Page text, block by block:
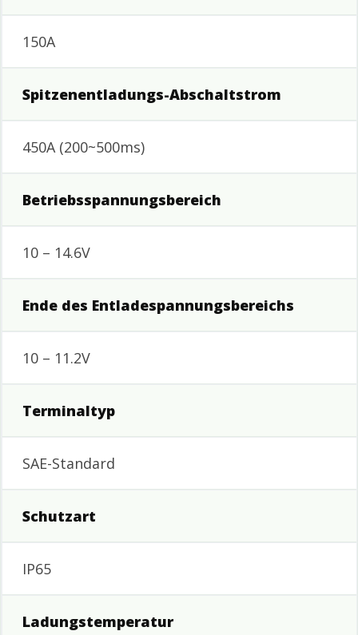
150A
Spitzenentladungs-Abschaltstrom
450A (200~500ms)
Betriebsspannungsbereich
10 – 14.6V
Ende des Entladespannungsbereichs
10 – 11.2V
Terminaltyp
SAE-Standard
Schutzart
IP65
Ladungstemperatur